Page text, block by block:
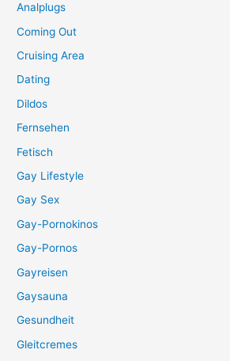
Analplugs
Coming Out
Cruising Area
Dating
Dildos
Fernsehen
Fetisch
Gay Lifestyle
Gay Sex
Gay-Pornokinos
Gay-Pornos
Gayreisen
Gaysauna
Gesundheit
Gleitcremes